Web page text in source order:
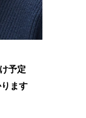
予定
ります